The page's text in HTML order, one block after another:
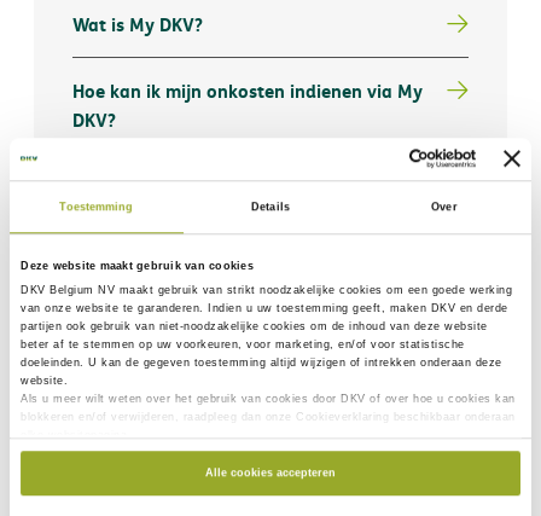
Toestemming Details Over
Deze website maakt gebruik van cookies
DKV Belgium NV maakt gebruik van strikt noodzakelijke cookies om een goede werking
van onze website te garanderen. Indien u uw toestemming geeft, maken DKV en derde
partijen ook gebruik van niet-noodzakelijke cookies om de inhoud van deze website
beter af te stemmen op uw voorkeuren, voor marketing, en/of voor statistische
doeleinden. U kan de gegeven toestemming altijd wijzigen of intrekken onderaan deze
website.
Als u meer wilt weten over het gebruik van cookies door DKV of over hoe u cookies kan
blokkeren en/of verwijderen, raadpleeg dan onze Cookieverklaring beschikbaar onderaan
Alle cookies accepteren
Wat is My DKV?
Hoe kan ik mijn onkosten indienen via My
DKV?
Kunnen er meerdere personen onder één
My DKV-account aangesloten zijn?
Wat is de DKV App?
Hoe kan ik mij registreren op DKV App?
Pagina 1